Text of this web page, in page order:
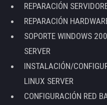
REPARACIÓN
REPARACIÓN
SOPORTE WINDOWS
SERVER
INSTALACIÓN/
LINUX SERVER
CONFIGURACIÓN RED